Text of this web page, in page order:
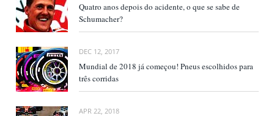
Quatro anos depois do acidente, o que se sabe de
Schumacher?
DEC 12, 2017
Mundial de 2018 já começou! Pneus escolhidos para
três corridas
APR 22, 2018